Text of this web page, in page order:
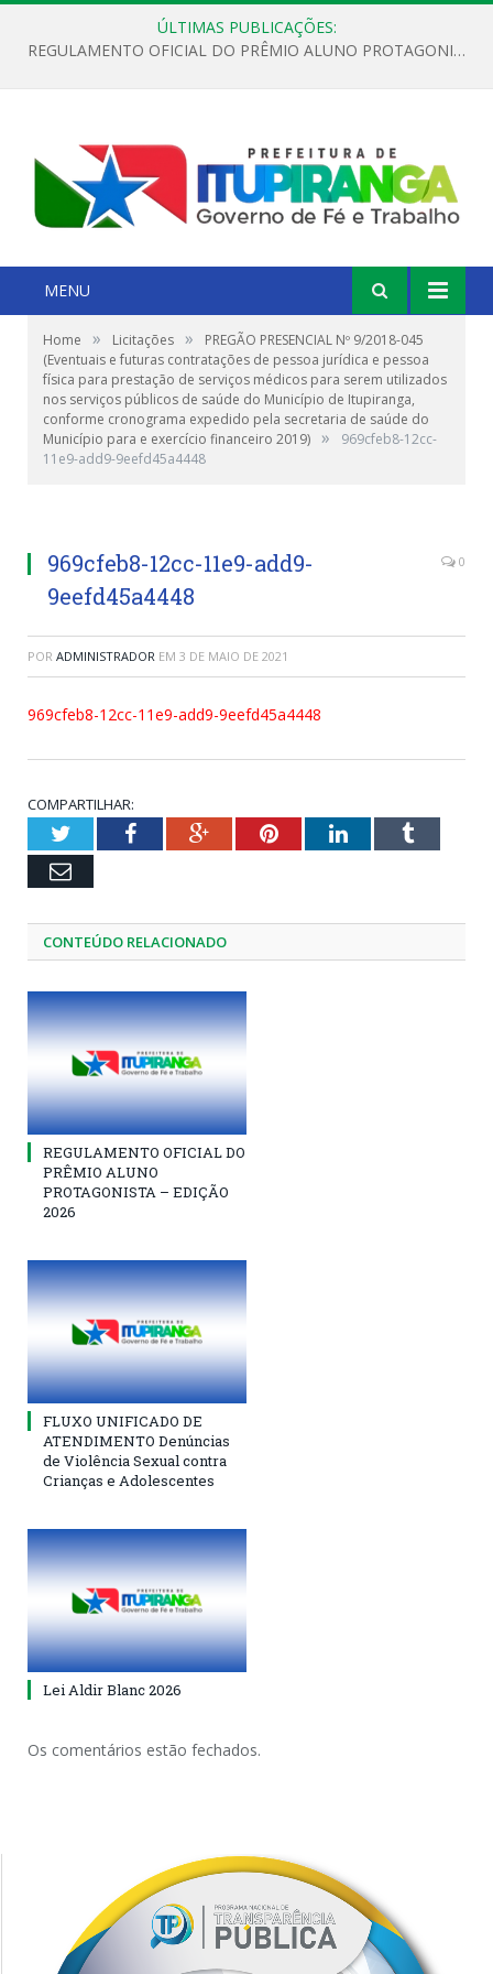
ÚLTIMAS PUBLICAÇÕES:
REGULAMENTO OFICIAL DO PRÊMIO ALUNO PROTAGONISTA – EDIÇÃO 2026
MENU
Home » Licitações »
PREGÃO PRESENCIAL Nº 9/2018-045
(Eventuais e futuras contratações de pessoa jurídica e pessoa
física para prestação de serviços médicos para serem utilizados
nos serviços públicos de saúde do Município de Itupiranga,
conforme cronograma expedido pela secretaria de saúde do
Município para e exercício financeiro 2019) »
969cfeb8-12cc-
11e9-add9-9eefd45a4448
969cfeb8-12cc-11e9-add9-
9eefd45a4448
0
POR ADMINISTRADOR EM 3 DE MAIO DE 2021
969cfeb8-12cc-11e9-add9-9eefd45a4448
COMPARTILHAR:
TwitterFacebookGoogle+PinterestLinkedInTumblr
Email
CONTEÚDO RELACIONADO
REGULAMENTO OFICIAL DO
PRÊMIO ALUNO
PROTAGONISTA – EDIÇÃO
2026
FLUXO UNIFICADO DE
ATENDIMENTO Denúncias
de Violência Sexual contra
Crianças e Adolescentes
Lei Aldir Blanc 2026
Os comentários estão fechados.